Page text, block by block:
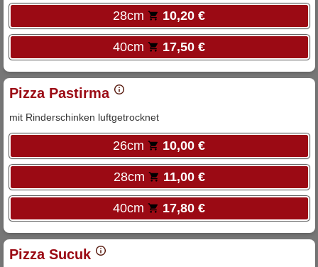
28cm 10,20 €
40cm 17,50 €
Pizza Pastirma
mit Rinderschinken luftgetrocknet
26cm 10,00 €
28cm 11,00 €
40cm 17,80 €
Pizza Sucuk